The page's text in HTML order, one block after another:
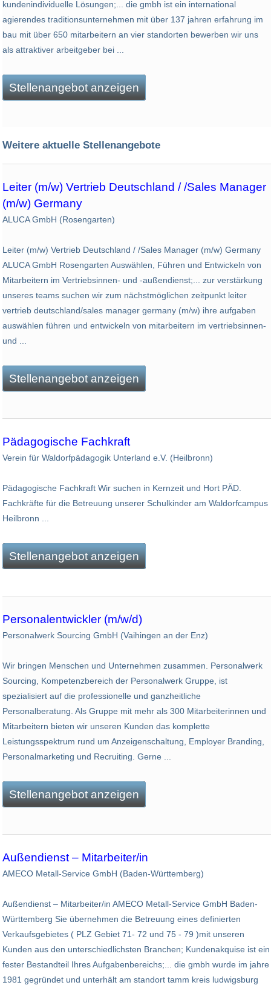
kundenindividuelle Lösungen;... die gmbh ist ein international
agierendes traditionsunternehmen mit über 137 jahren erfahrung im
bau mit über 650 mitarbeitern an vier standorten bewerben wir uns
als attraktiver arbeitgeber bei ...
Stellenangebot anzeigen
Weitere aktuelle Stellenangebote
Leiter (m/w) Vertrieb Deutschland / /Sales Manager
(m/w) Germany
ALUCA GmbH (Rosengarten)
Leiter (m/w) Vertrieb Deutschland / /Sales Manager (m/w) Germany
ALUCA GmbH Rosengarten Auswählen, Führen und Entwickeln von
Mitarbeitern im Vertriebsinnen- und -außendienst;... zur verstärkung
unseres teams suchen wir zum nächstmöglichen zeitpunkt leiter
vertrieb deutschland/sales manager germany (m/w) ihre aufgaben
auswählen führen und entwickeln von mitarbeitern im vertriebsinnen-
und ...
Stellenangebot anzeigen
Pädagogische Fachkraft
Verein für Waldorfpädagogik Unterland e.V. (Heilbronn)
Pädagogische Fachkraft Wir suchen in Kernzeit und Hort PÄD.
Fachkräfte für die Betreuung unserer Schulkinder am Waldorfcampus
Heilbronn ...
Stellenangebot anzeigen
Personalentwickler (m/w/d)
Personalwerk Sourcing GmbH (Vaihingen an der Enz)
Wir bringen Menschen und Unternehmen zusammen. Personalwerk
Sourcing, Kompetenzbereich der Personalwerk Gruppe, ist
spezialisiert auf die professionelle und ganzheitliche
Personalberatung. Als Gruppe mit mehr als 300 Mitarbeiterinnen und
Mitarbeitern bieten wir unseren Kunden das komplette
Leistungsspektrum rund um Anzeigenschaltung, Employer Branding,
Personalmarketing und Recruiting. Gerne ...
Stellenangebot anzeigen
Außendienst – Mitarbeiter/in
AMECO Metall-Service GmbH (Baden-Württemberg)
Außendienst – Mitarbeiter/in AMECO Metall-Service GmbH Baden-
Württemberg Sie übernehmen die Betreuung eines definierten
Verkaufsgebietes ( PLZ Gebiet 71- 72 und 75 - 79 )mit unseren
Kunden aus den unterschiedlichsten Branchen; Kundenakquise ist ein
fester Bestandteil Ihres Aufgabenbereichs;... die gmbh wurde im jahre
1981 gegründet und unterhält am standort tamm kreis ludwigsburg